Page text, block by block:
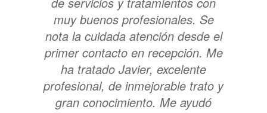
muy buenos profesionales. Se
nota la cuidada atención desde el
primer contacto en recepción. Me
ha tratado Javier, excelente
profesional, de inmejorable trato y
gran conocimiento. Me ayudó